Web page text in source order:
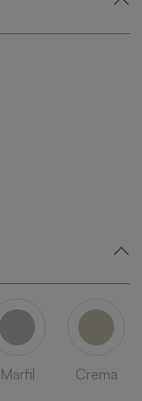
Marfil Crema